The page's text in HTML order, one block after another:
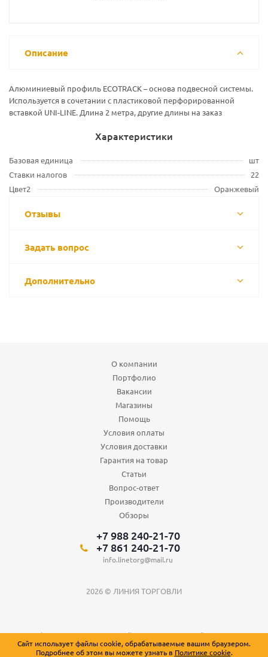
Описание
Алюминиевый профиль ECOTRACK – основа подвесной системы.
Используется в сочетании с пластиковой перфорированной
вставкой UNI-LINE. Длина 2 метра, другие длины на заказ
Характеристики
Базовая единица
шт
Ставки налогов
22
Цвет2
Оранжевый
Отзывы
Задать вопрос
Дополнительно
О компании
Портфолио
Вакансии
Магазины
Помощь
Условия оплаты
Условия доставки
Гарантия на товар
Статьи
Вопрос-ответ
Производители
Обзоры
+7 988 240-21-70
+7 861 240-21-70
info.linetorg@mail.ru
2026 © ЛИНИЯ ТОРГОВЛИ
Вся информация о товарах на сайте носит справочный характер и не
является публичной офертой, определяемой положениями Статьи 437
Сайт использует файлы cookie, обрабатываемые вашим браузером.
Подробнее об этом вы можете узнать в Политике cookie.